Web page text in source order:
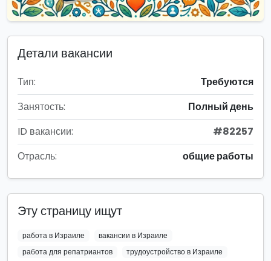
Детали вакансии
Тип:
Требуются
Занятость:
Полный день
ID вакансии:
#82257
Отрасль:
общие работы
Эту страницу ищут
работа в Израиле
вакансии в Израиле
работа для репатриантов
трудоустройство в Израиле